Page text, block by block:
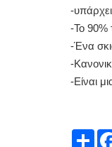
-
-Το 90%
-Ένα
-
-Είναι